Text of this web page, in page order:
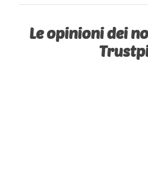
Le opinioni dei